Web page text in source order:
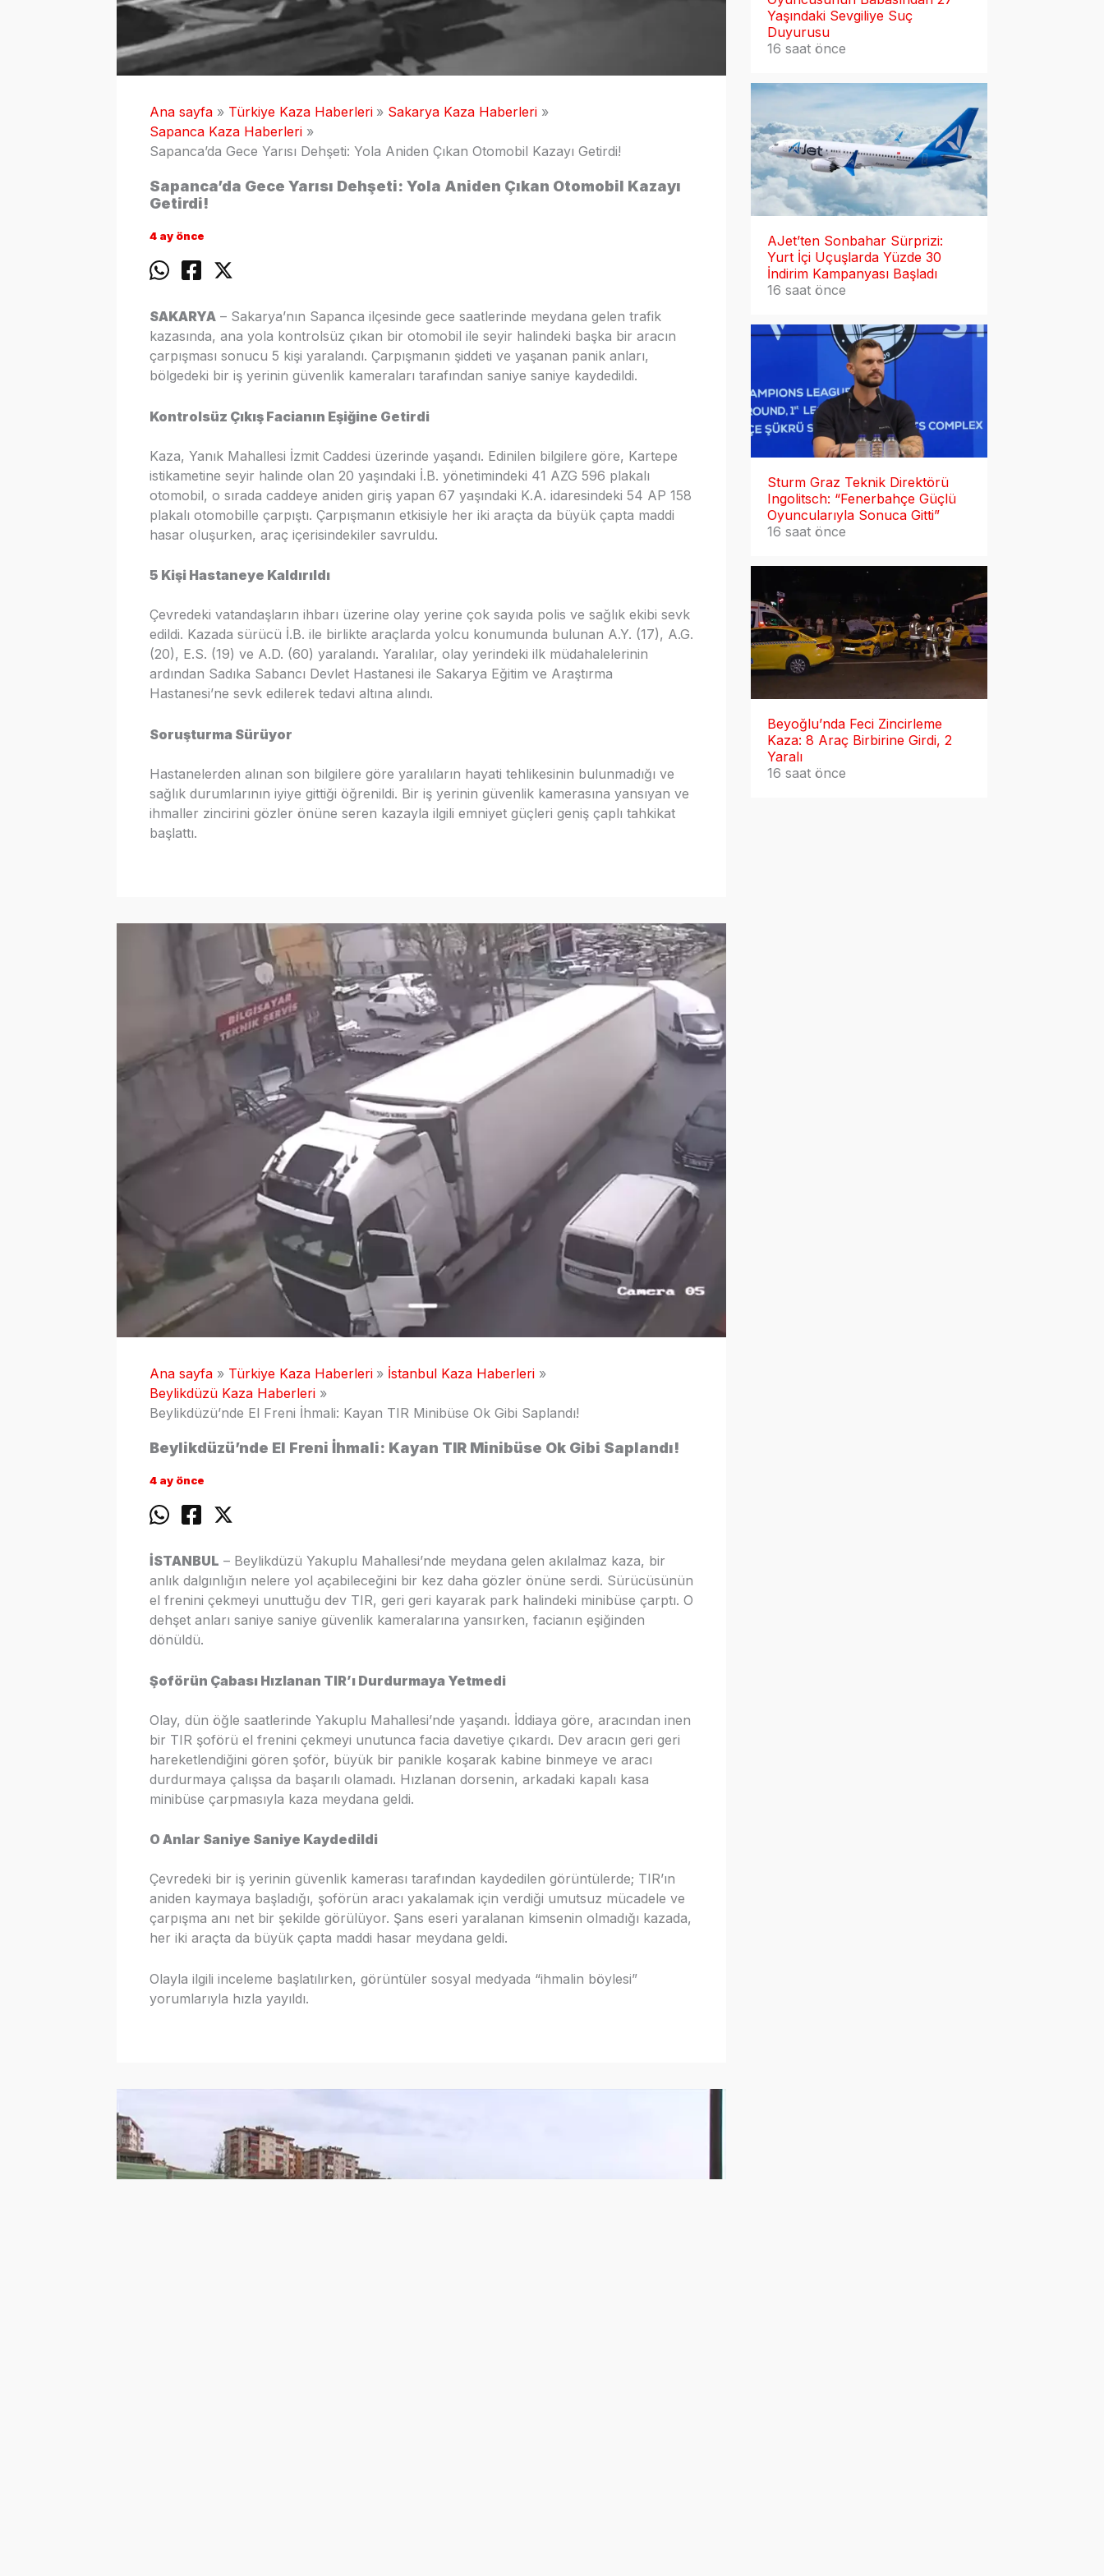
Ana sayfa Türkiye Kaza Haberleri
Sakarya Kaza Haberleri
Sapanca Kaza Haberleri
Sapanca’da Gece Yarısı Dehşeti: Yola Aniden Çıkan Otomobil Kazayı Getirdi!
Sapanca’da Gece Yarısı Dehşeti: Yola Aniden Çıkan Otomobil Kazayı
Getirdi!
4 ay önce
SAKARYA – Sakarya’nın Sapanca ilçesinde gece saatlerinde meydana gelen trafik
kazasında, ana yola kontrolsüz çıkan bir otomobil ile seyir halindeki başka bir aracın
çarpışması sonucu 5 kişi yaralandı. Çarpışmanın şiddeti ve yaşanan panik anları,
bölgedeki bir iş yerinin güvenlik kameraları tarafından saniye saniye kaydedildi.
Kontrolsüz Çıkış Facianın Eşiğine Getirdi
Kaza, Yanık Mahallesi İzmit Caddesi üzerinde yaşandı. Edinilen bilgilere göre, Kartepe
istikametine seyir halinde olan 20 yaşındaki İ.B. yönetimindeki 41 AZG 596 plakalı
otomobil, o sırada caddeye aniden giriş yapan 67 yaşındaki K.A. idaresindeki 54 AP 158
plakalı otomobille çarpıştı. Çarpışmanın etkisiyle her iki araçta da büyük çapta maddi
hasar oluşurken, araç içerisindekiler savruldu.
5 Kişi Hastaneye Kaldırıldı
Çevredeki vatandaşların ihbarı üzerine olay yerine çok sayıda polis ve sağlık ekibi sevk
edildi. Kazada sürücü İ.B. ile birlikte araçlarda yolcu konumunda bulunan A.Y. (17), A.G.
(20), E.S. (19) ve A.D. (60) yaralandı. Yaralılar, olay yerindeki ilk müdahalelerinin
ardından Sadıka Sabancı Devlet Hastanesi ile Sakarya Eğitim ve Araştırma
Hastanesi’ne sevk edilerek tedavi altına alındı.
Soruşturma Sürüyor
Hastanelerden alınan son bilgilere göre yaralıların hayati tehlikesinin bulunmadığı ve
sağlık durumlarının iyiye gittiği öğrenildi. Bir iş yerinin güvenlik kamerasına yansıyan ve
ihmaller zincirini gözler önüne seren kazayla ilgili emniyet güçleri geniş çaplı tahkikat
başlattı.
Ana sayfa Türkiye Kaza Haberleri
İstanbul Kaza Haberleri
Beylikdüzü Kaza Haberleri
Beylikdüzü’nde El Freni İhmali: Kayan TIR Minibüse Ok Gibi Saplandı!
Beylikdüzü’nde El Freni İhmali: Kayan TIR Minibüse Ok Gibi Saplandı!
4 ay önce
İSTANBUL – Beylikdüzü Yakuplu Mahallesi’nde meydana gelen akılalmaz kaza, bir
anlık dalgınlığın nelere yol açabileceğini bir kez daha gözler önüne serdi. Sürücüsünün
el frenini çekmeyi unuttuğu dev TIR, geri geri kayarak park halindeki minibüse çarptı. O
dehşet anları saniye saniye güvenlik kameralarına yansırken, facianın eşiğinden
dönüldü.
Şoförün Çabası Hızlanan TIR’ı Durdurmaya Yetmedi
Olay, dün öğle saatlerinde Yakuplu Mahallesi’nde yaşandı. İddiaya göre, aracından inen
bir TIR şoförü el frenini çekmeyi unutunca facia davetiye çıkardı. Dev aracın geri geri
hareketlendiğini gören şoför, büyük bir panikle koşarak kabine binmeye ve aracı
durdurmaya çalışsa da başarılı olamadı. Hızlanan dorsenin, arkadaki kapalı kasa
minibüse çarpmasıyla kaza meydana geldi.
O Anlar Saniye Saniye Kaydedildi
Çevredeki bir iş yerinin güvenlik kamerası tarafından kaydedilen görüntülerde; TIR’ın
aniden kaymaya başladığı, şoförün aracı yakalamak için verdiği umutsuz mücadele ve
çarpışma anı net bir şekilde görülüyor. Şans eseri yaralanan kimsenin olmadığı kazada,
her iki araçta da büyük çapta maddi hasar meydana geldi.
Olayla ilgili inceleme başlatılırken, görüntüler sosyal medyada “ihmalin böylesi”
yorumlarıyla hızla yayıldı.
Yaşındaki Sevgiliye Suç
Duyurusu
16 saat önce
AJet’ten Sonbahar Sürprizi:
Yurt İçi Uçuşlarda Yüzde 30
İndirim Kampanyası Başladı
16 saat önce
Sturm Graz Teknik Direktörü
Ingolitsch: “Fenerbahçe Güçlü
Oyuncularıyla Sonuca Gitti”
16 saat önce
Beyoğlu’nda Feci Zincirleme
Kaza: 8 Araç Birbirine Girdi, 2
Yaralı
16 saat önce